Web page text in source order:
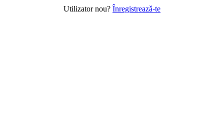
Utilizator nou? Înregistreazǎ-te